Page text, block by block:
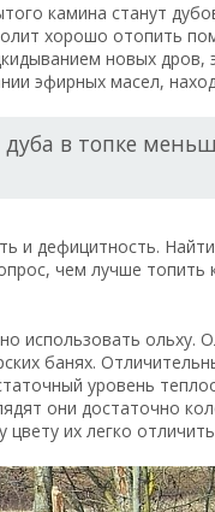
камина станут
хорошо отопить
новых дров,
эфирных масел,
в топке
и дефицитность.
чем лучше
ольху.
банях.
уровень
они достаточно
их легко